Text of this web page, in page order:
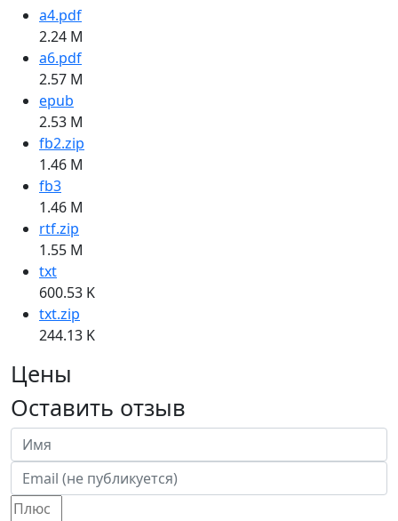
a4.pdf
2.24 M
a6.pdf
2.57 M
epub
2.53 M
fb2.zip
1.46 M
fb3
1.46 M
rtf.zip
1.55 M
txt
600.53 K
txt.zip
244.13 K
Цены
Оставить отзыв